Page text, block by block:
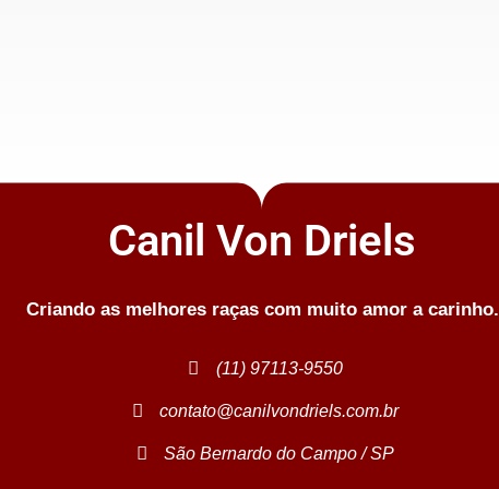
Canil Von Driels
Criando as melhores raças com muito amor a carinho.
(11) 97113-9550
contato@canilvondriels.com.br
São Bernardo do Campo / SP